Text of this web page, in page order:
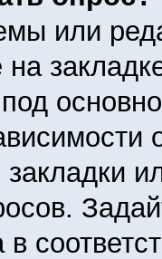
или
под
закладки
в